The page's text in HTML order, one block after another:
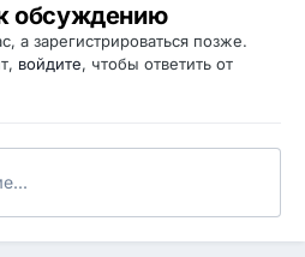
обсуждению
а зарегистрироваться позже.
войдите, чтобы ответить от